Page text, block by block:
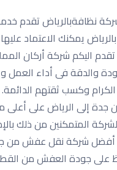
تنظيف بالرياض .. شركة
يمكنك الاعتماد
شركة نقل عفش بالرياض 0533334179
والدقة فى أداء العمل
الكرام وكسب ثقتهم
جدة إلى الرياض على
المتمكنين من ذلك
أفضل شركة نقل عفش
على جودة العفش من